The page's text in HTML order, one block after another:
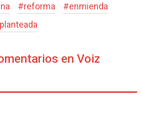
#reforma #enmienda
planteada
en Voiz